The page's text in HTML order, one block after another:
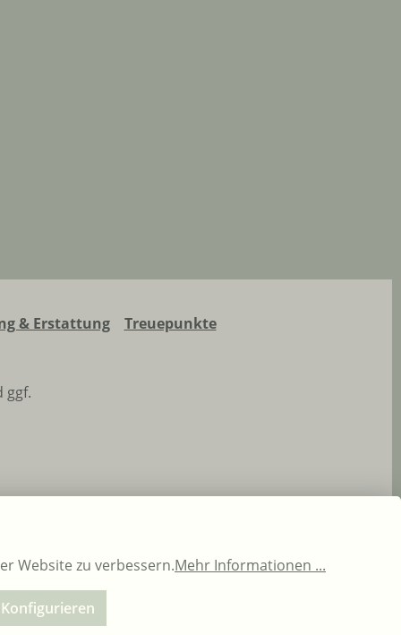
& Erstattung Treuepunkte
ggf.
Website zu verbessern.Mehr Informationen ...
Konfigurieren